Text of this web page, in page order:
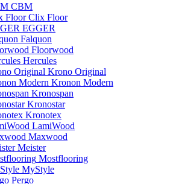
CBM
Clix Floor
EGGER
Falquon
Floorwood
Hercules
Krono Original
Kronon Modern
Kronospan
Kronostar
Kronotex
LamiWood
Maxwood
Meister
Mostflooring
MyStyle
Pergo